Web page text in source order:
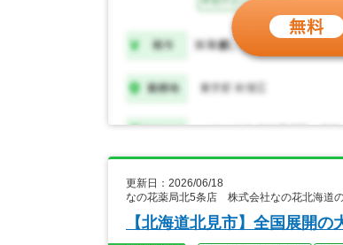
更新日：2026/06/18
なの花薬局北5条店 株式会社なの花北海道
【北海道北見市】全国展開